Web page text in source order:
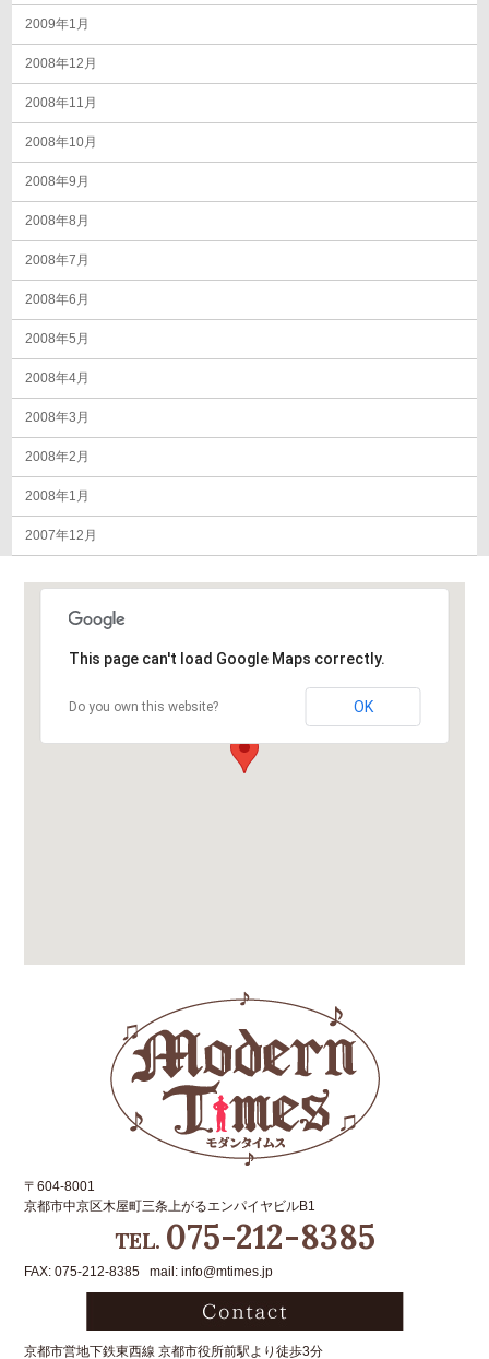
2009年1月
2008年12月
2008年11月
2008年10月
2008年9月
2008年8月
2008年7月
2008年6月
2008年5月
2008年4月
2008年3月
2008年2月
2008年1月
2007年12月
This page can't load Google Maps correctly.
Do you own this website? OK
〒604-8001
京都市中京区木屋町三条上がるエンパイヤビルB1
TEL. 075-212-8385
FAX: 075-212-8385 mail: info@mtimes.jp
京都市営地下鉄東西線 京都市役所前駅より徒歩3分